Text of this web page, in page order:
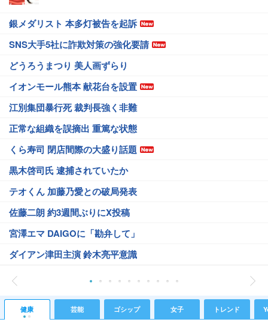
銀メダリスト 本多灯被告を起訴
SNS大手5社に詐欺対策の強化要請
どうろうまつり 美人画ずらり
イオンモール熊本 献花台を設置
江別集団暴行死 裁判長強く非難
正常な組織を誤摘出 重篤な状態
くら寿司 閉店間際の大盛り話題
黒木啓司氏 逮捕されていたか
テオくん 加藤乃愛との破局発表
佐藤二朗 約3週間ぶりにX投稿
宮澤エマ DAIGOに「勘弁して」
ダイアン津田主演 鈴木亮平意識
健康 芸能 ゴシップ 女子 トレンド